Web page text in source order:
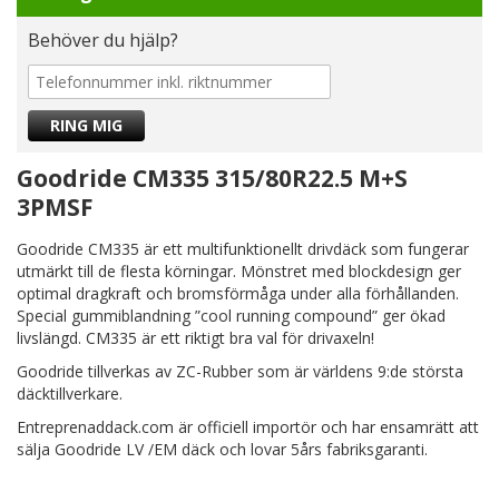
Behöver du hjälp?
Goodride CM335 315/80R22.5 M+S
3PMSF
Goodride CM335 är ett multifunktionellt drivdäck som fungerar
utmärkt till de flesta körningar. Mönstret med blockdesign ger
optimal dragkraft och bromsförmåga under alla förhållanden.
Special gummiblandning ”cool running compound” ger ökad
livslängd. CM335 är ett riktigt bra val för drivaxeln!
Goodride tillverkas av ZC-Rubber som är världens 9:de största
däcktillverkare.
Entreprenaddack.com är officiell importör och har ensamrätt att
sälja Goodride LV /EM däck och lovar 5års fabriksgaranti.